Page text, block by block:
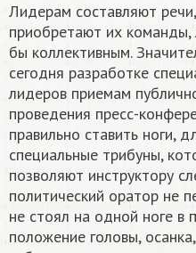
Лидерам составляют
приобретают их команды,
бы коллективным.
сегодня разработке
лидеров приемам
проведения пресс-
правильно ставить ноги,
специальные трибуны,
позволяют инструктору
политический оратор не
не стоял на одной ноге в
положение головы,